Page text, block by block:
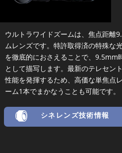
ウルトラワイドズームは、焦点距離
ムレンズです。特許取得済の特殊な
を徹底的におさえることで、9.5mm
として描写します。最新のテレセン
性能を発揮するため、高価な単焦点
ーム1本でまかなうことも可能です。
シネレンズ技術情報